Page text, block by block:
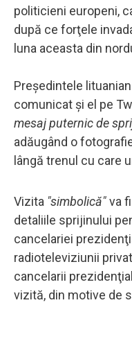
politicieni europeni,
după ce forţele
luna aceasta din
Preşedintele
comunicat şi el pe
mesaj puternic de
adăugând o
lângă trenul cu care
Vizita "simbolică"va
detaliile sprijinului
cancelariei
radioteleviziunii
cancelarii
vizită, din motive de